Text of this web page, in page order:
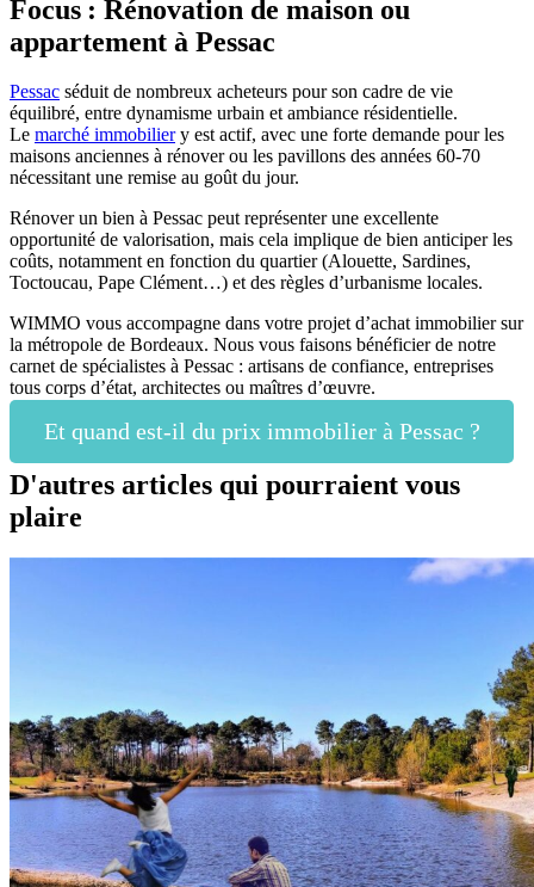
Focus : Rénovation de maison ou
appartement à Pessac
Pessac séduit de nombreux acheteurs pour son cadre de vie
équilibré, entre dynamisme urbain et ambiance résidentielle.
Le marché immobiliery est actif, avec une forte demande pour les
maisons anciennes à rénover ou les pavillons des années 60-70
nécessitant une remise au goût du jour.
Rénover un bien à Pessac peut représenter une excellente
opportunité de valorisation, mais cela implique de bien anticiper les
coûts, notamment en fonction du quartier (Alouette, Sardines,
Toctoucau, Pape Clément…) et des règles d’urbanisme locales.
WIMMO vous accompagne dans votre projet d’achat immobilier sur
la métropole de Bordeaux. Nous vous faisons bénéficier de notre
carnet de spécialistes à Pessac : artisans de confiance, entreprises
tous corps d’état, architectes ou maîtres d’œuvre.
Et quand est-il du prix immobilier à Pessac ?
D'autres articles qui pourraient vous
plaire